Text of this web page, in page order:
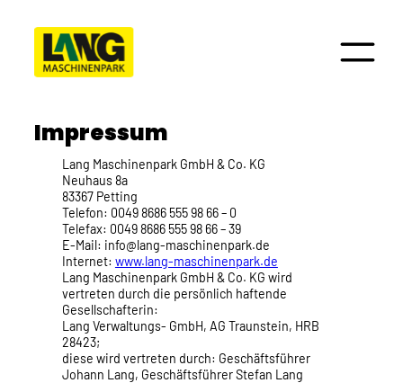
Impressum
Lang Maschinenpark GmbH & Co. KG
Neuhaus 8a
83367 Petting
Telefon: 0049 8686 555 98 66 – 0
Telefax: 0049 8686 555 98 66 – 39
E-Mail: info@lang-maschinenpark.de
Internet: www.lang-maschinenpark.de
Lang Maschinenpark GmbH & Co. KG wird
vertreten durch die persönlich haftende
Gesellschafterin:
Lang Verwaltungs- GmbH, AG Traunstein, HRB
28423;
diese wird vertreten durch: Geschäftsführer
Johann Lang, Geschäftsführer Stefan Lang